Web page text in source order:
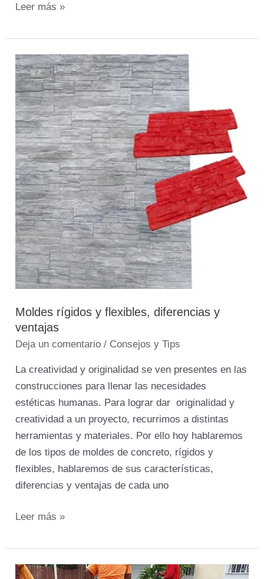
Leer más »
Moldes rígidos y flexibles, diferencias y
ventajas
Deja un comentario / Consejos y Tips
La creatividad y originalidad se ven presentes en las
construcciones para llenar las necesidades
estéticas humanas. Para lograr dar originalidad y
creatividad a un proyecto, recurrimos a distintas
herramientas y materiales. Por ello hoy hablaremos
de los tipos de moldes de concreto, rígidos y
flexibles, hablaremos de sus características,
diferencias y ventajas de cada uno
Moldes
rígidos
y
flexibles,
diferencias
y
ventajas
Leer más »
¿Cuándo